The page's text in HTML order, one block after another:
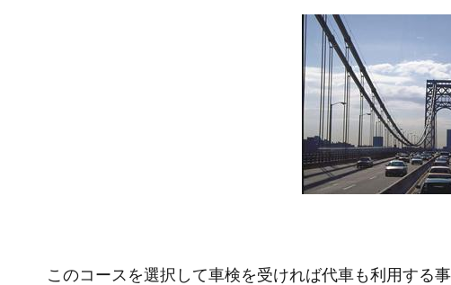
このコースを選択して車検を受ければ代車も利用する